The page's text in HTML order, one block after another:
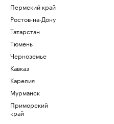
Пермский край
Ростов-на-Дону
Татарстан
Тюмень
Черноземье
Кавказ
Карелия
Мурманск
Приморский
край